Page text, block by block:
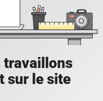
travaillons
sur le site